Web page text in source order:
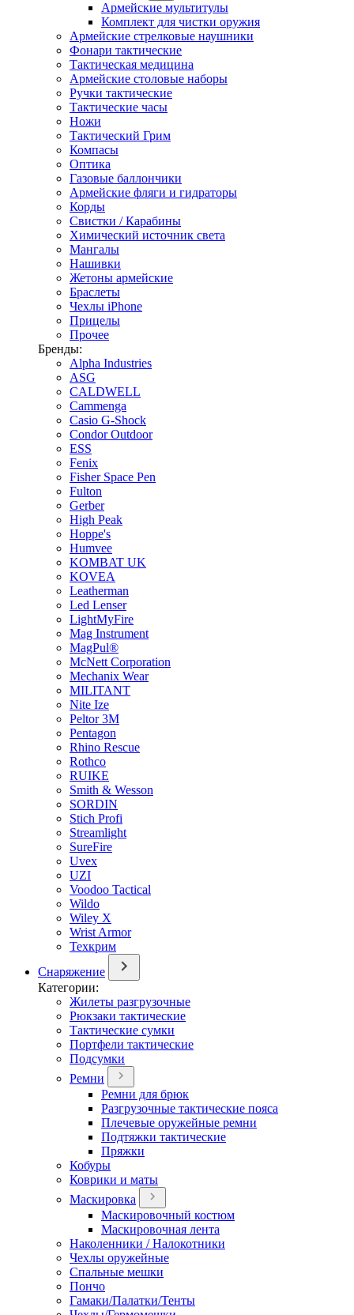
Армейские мультитулы
Комплект для чистки оружия
Армейские стрелковые наушники
Фонари тактические
Тактическая медицина
Армейские столовые наборы
Ручки тактические
Тактические часы
Ножи
Тактический Грим
Компасы
Оптика
Газовые баллончики
Армейские фляги и гидраторы
Корды
Свистки / Карабины
Химический источник света
Мангалы
Нашивки
Жетоны армейские
Браслеты
Чехлы iPhone
Прицелы
Прочее
Бренды:
Alpha Industries
ASG
CALDWELL
Cammenga
Casio G-Shock
Condor Outdoor
ESS
Fenix
Fisher Space Pen
Fulton
Gerber
High Peak
Hoppe's
Humvee
KOMBAT UK
KOVEA
Leatherman
Led Lenser
LightMyFire
Mag Instrument
MagPul®
McNett Corporation
Mechanix Wear
MILITANT
Nite Ize
Peltor 3M
Pentagon
Rhino Rescue
Rothco
RUIKE
Smith & Wesson
SORDIN
Stich Profi
Streamlight
SureFire
Uvex
UZI
Voodoo Tactical
Wildo
Wiley X
Wrist Armor
Техкрим
Снаряжение
Категории:
Жилеты разгрузочные
Рюкзаки тактические
Тактические сумки
Портфели тактические
Подсумки
Ремни
Ремни для брюк
Разгрузочные тактические пояса
Плечевые оружейные ремни
Подтяжки тактические
Пряжки
Кобуры
Коврики и маты
Маскировка
Маскировочный костюм
Маскировочная лента
Наколенники / Налокотники
Чехлы оружейные
Спальные мешки
Пончо
Гамаки/Палатки/Тенты